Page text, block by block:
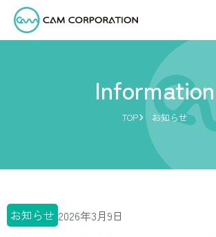
Information
TOP お知らせ
お知らせ 2026年3月9日